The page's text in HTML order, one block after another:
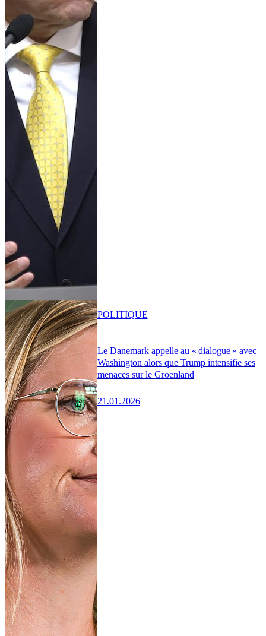
Le Danemark appelle au « dialogue » avec
Washington alors que Trump intensifie ses
menaces sur le Groenland
21.01.2026
POLITIQUE